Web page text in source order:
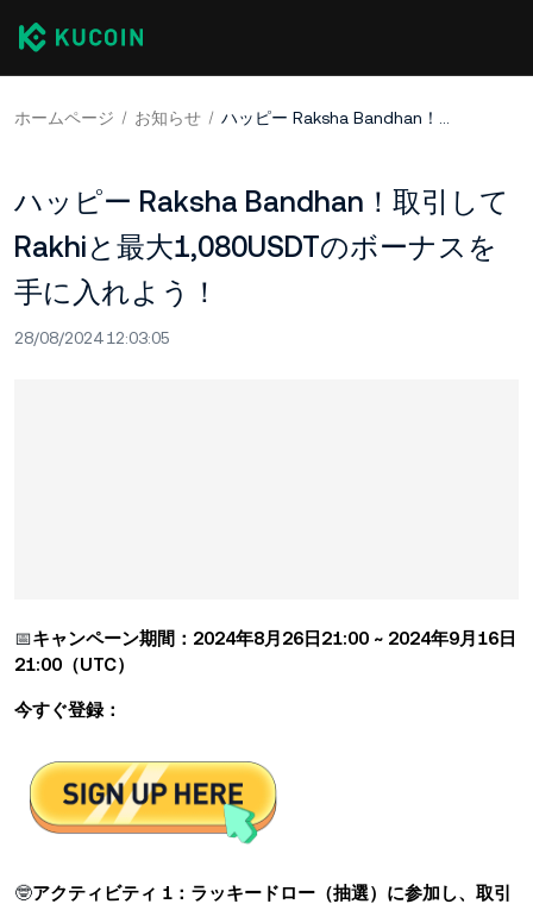
ホームページ お知らせ ハッピー Raksha Bandhan！取引してRakhiと最大1,080USDTのボーナスを手に入れよう！
ハッピー Raksha Bandhan！取引して
Rakhiと最大1,080USDTのボーナスを
手に入れよう！
28/08/2024 12:03:05
📅キャンペーン期間：2024年8月26日21:00 ~ 2024年9月16日
21:00（UTC）
今すぐ登録：
🤓アクティビティ 1：ラッキードロー（抽選）に参加し、取引